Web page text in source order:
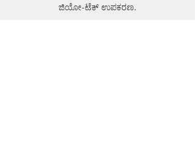
ಜಿಯೋ-ಟೆಕ್ ಉಪಕರಣ.